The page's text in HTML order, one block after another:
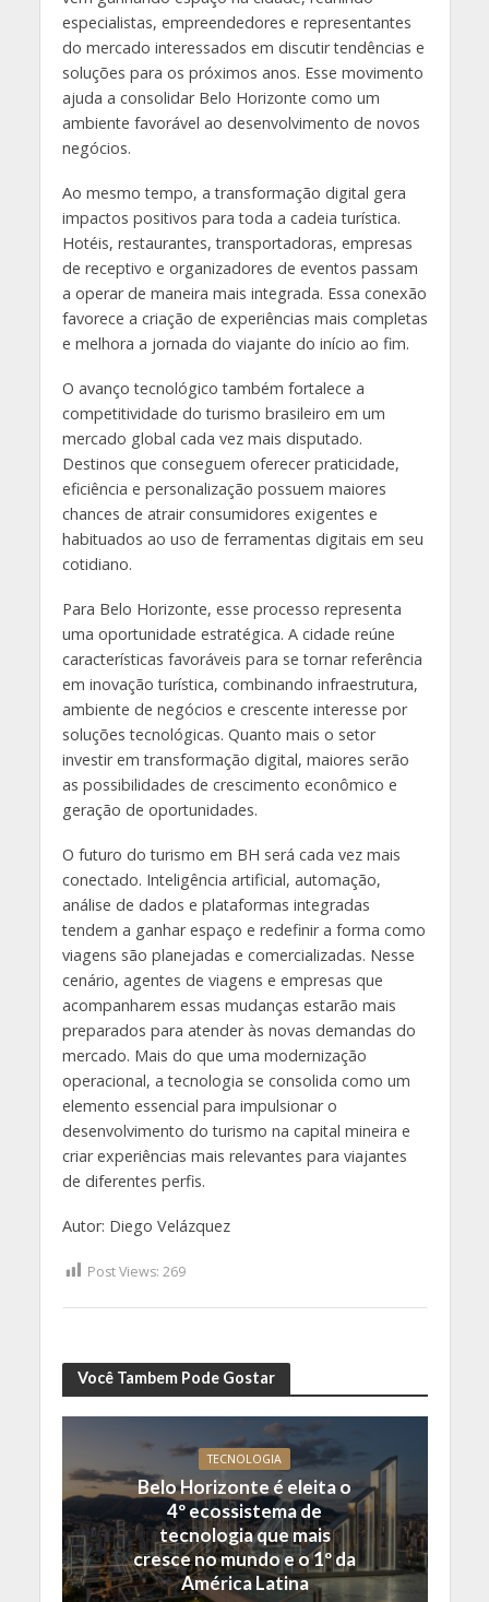
especialistas, empreendedores e representantes
do mercado interessados em discutir tendências e
soluções para os próximos anos. Esse movimento
ajuda a consolidar Belo Horizonte como um
ambiente favorável ao desenvolvimento de novos
negócios.
Ao mesmo tempo, a transformação digital gera
impactos positivos para toda a cadeia turística.
Hotéis, restaurantes, transportadoras, empresas
de receptivo e organizadores de eventos passam
a operar de maneira mais integrada. Essa conexão
favorece a criação de experiências mais completas
e melhora a jornada do viajante do início ao fim.
O avanço tecnológico também fortalece a
competitividade do turismo brasileiro em um
mercado global cada vez mais disputado.
Destinos que conseguem oferecer praticidade,
eficiência e personalização possuem maiores
chances de atrair consumidores exigentes e
habituados ao uso de ferramentas digitais em seu
cotidiano.
Para Belo Horizonte, esse processo representa
uma oportunidade estratégica. A cidade reúne
características favoráveis para se tornar referência
em inovação turística, combinando infraestrutura,
ambiente de negócios e crescente interesse por
soluções tecnológicas. Quanto mais o setor
investir em transformação digital, maiores serão
as possibilidades de crescimento econômico e
geração de oportunidades.
O futuro do turismo em BH será cada vez mais
conectado. Inteligência artificial, automação,
análise de dados e plataformas integradas
tendem a ganhar espaço e redefinir a forma como
viagens são planejadas e comercializadas. Nesse
cenário, agentes de viagens e empresas que
acompanharem essas mudanças estarão mais
preparados para atender às novas demandas do
mercado. Mais do que uma modernização
operacional, a tecnologia se consolida como um
elemento essencial para impulsionar o
desenvolvimento do turismo na capital mineira e
criar experiências mais relevantes para viajantes
de diferentes perfis.
Autor: Diego Velázquez
Post Views: 269
Você Tambem Pode Gostar
TECNOLOGIA
Belo Horizonte é eleita o
4º ecossistema de
tecnologia que mais
cresce no mundo e o 1º da
América Latina